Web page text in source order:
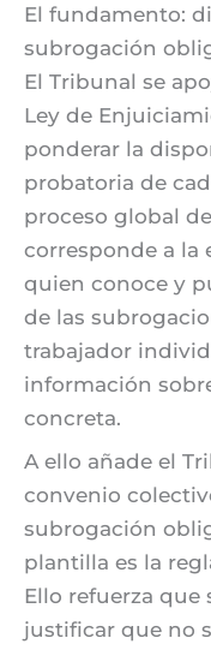
El fundamento:
subrogación
El Tribunal se
Ley de
ponderar la
probatoria de
proceso global
corresponde a la
quien conoce y
de las
trabajador
información
concreta.
A ello añade el
convenio
subrogación
plantilla es la
Ello refuerza que
justificar que no